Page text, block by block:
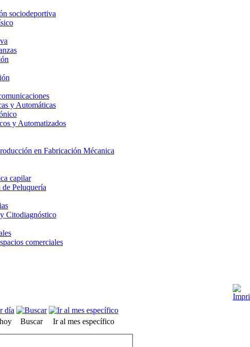
sociodeportiva
y Automáticas
y Automatizados
en Fabricación Mécanica
capilar
Peluquería
Citodiagnóstico
comerciales
Buscar
Ir al mes específico